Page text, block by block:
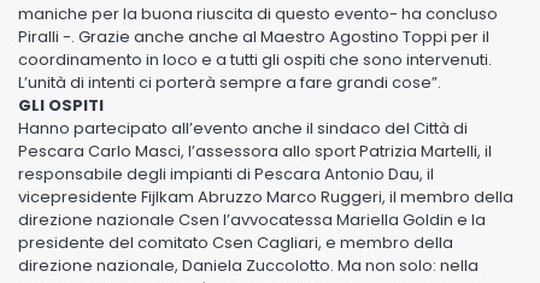
maniche per la buona riuscita di questo evento- ha concluso
Piralli -. Grazie anche anche al Maestro Agostino Toppi per il
coordinamento in loco e a tutti gli ospiti che sono intervenuti.
L’unità di intenti ci porterà sempre a fare grandi cose”.
GLI OSPITI
Hanno partecipato all’evento anche il sindaco del Città di
Pescara Carlo Masci, l’assessora allo sport Patrizia Martelli, il
responsabile degli impianti di Pescara Antonio Dau, il
vicepresidente Fijlkam Abruzzo Marco Ruggeri, il membro della
direzione nazionale Csen l’avvocatessa Mariella Goldin e la
presidente del comitato Csen Cagliari, e membro della
direzione nazionale, Daniela Zuccolotto. Ma non solo: nella